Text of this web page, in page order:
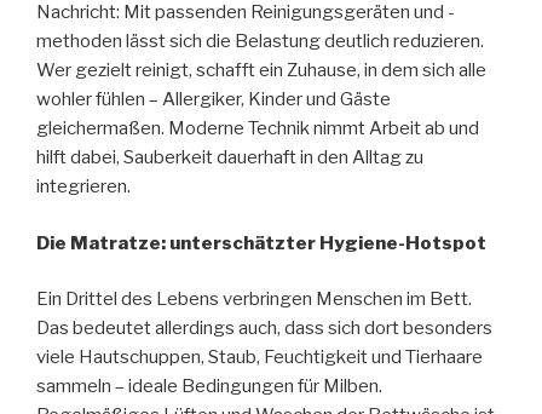
Nachricht: Mit passenden Reinigungsgeräten und -
methoden lässt sich die Belastung deutlich reduzieren.
Wer gezielt reinigt, schafft ein Zuhause, in dem sich alle
wohler fühlen – Allergiker, Kinder und Gäste
gleichermaßen. Moderne Technik nimmt Arbeit ab und
hilft dabei, Sauberkeit dauerhaft in den Alltag zu
integrieren.
Die Matratze: unterschätzter Hygiene-Hotspot
Ein Drittel des Lebens verbringen Menschen im Bett.
Das bedeutet allerdings auch, dass sich dort besonders
viele Hautschuppen, Staub, Feuchtigkeit und Tierhaare
sammeln – ideale Bedingungen für Milben.